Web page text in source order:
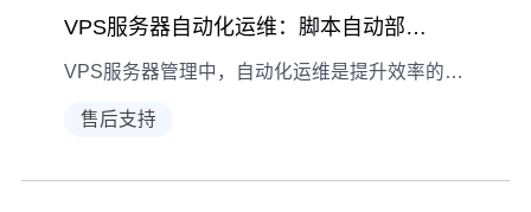
VPS服务器自动化运维：脚本自动部署实践指南
VPS服务器管理中，自动化运维是提升效率的关键。通过运维脚本实现自动部署，能有效减少人为失误，本文分享工具选择、部署步骤与实战经验。
售后支持